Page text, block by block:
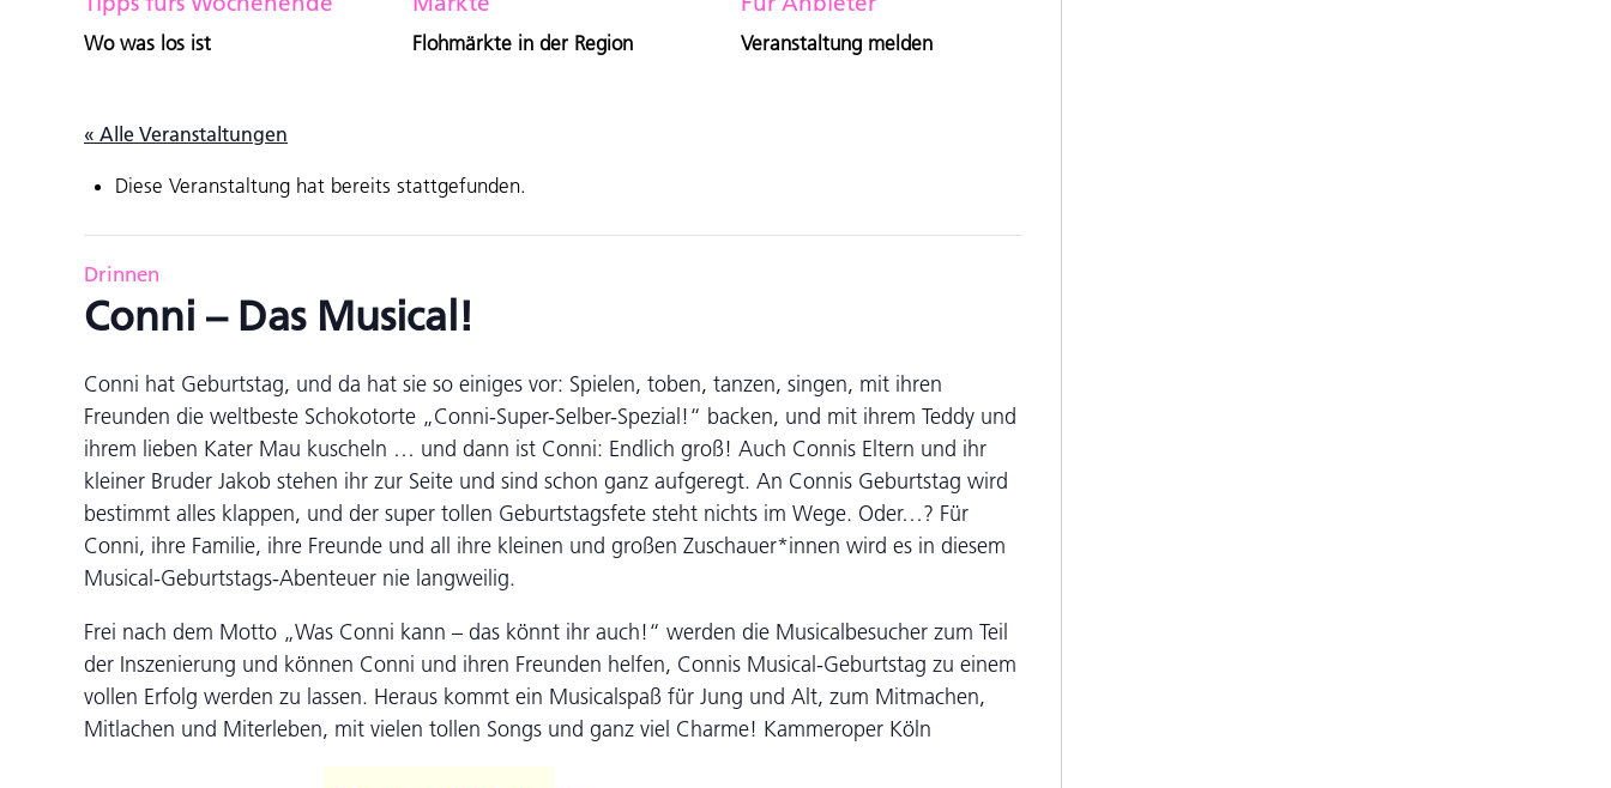
Wo was los ist Flohmärkte in der Region Veranstaltung melden
« Alle Veranstaltungen
Diese Veranstaltung hat bereits stattgefunden.
Drinnen
Conni – Das Musical!
Conni hat Geburtstag, und da hat sie so einiges vor: Spielen, toben, tanzen, singen, mit ihren
Freunden die weltbeste Schokotorte „Conni-Super-Selber-Spezial!“ backen, und mit ihrem Teddy und
ihrem lieben Kater Mau kuscheln … und dann ist Conni: Endlich groß! Auch Connis Eltern und ihr
kleiner Bruder Jakob stehen ihr zur Seite und sind schon ganz aufgeregt. An Connis Geburtstag wird
bestimmt alles klappen, und der super tollen Geburtstagsfete steht nichts im Wege. Oder…? Für
Conni, ihre Familie, ihre Freunde und all ihre kleinen und großen Zuschauer*innen wird es in diesem
Musical-Geburtstags-Abenteuer nie langweilig.
Frei nach dem Motto „Was Conni kann – das könnt ihr auch!“ werden die Musicalbesucher zum Teil
der Inszenierung und können Conni und ihren Freunden helfen, Connis Musical-Geburtstag zu einem
vollen Erfolg werden zu lassen. Heraus kommt ein Musicalspaß für Jung und Alt, zum Mitmachen,
Mitlachen und Miterleben, mit vielen tollen Songs und ganz viel Charme! Kammeroper Köln